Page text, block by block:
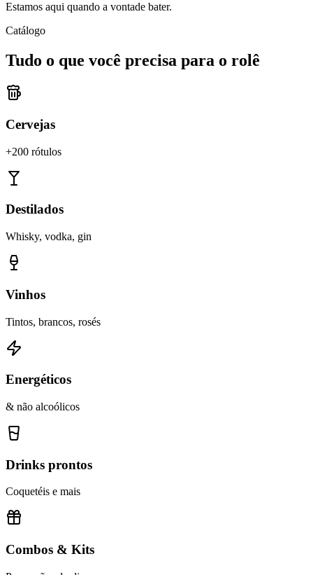
Estamos aqui quando a vontade bater.
Catálogo
Tudo o que você precisa para o rolê
Cervejas
+200 rótulos
Destilados
Whisky, vodka, gin
Vinhos
Tintos, brancos, rosés
Energéticos
& não alcoólicos
Drinks prontos
Coquetéis e mais
Combos & Kits